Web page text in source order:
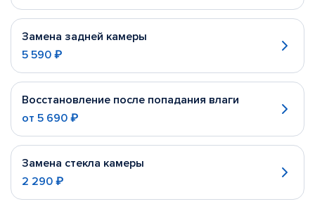
Замена задней камеры
5 590 ₽
Восстановление после попадания влаги
от 5 690 ₽
Замена стекла камеры
2 290 ₽